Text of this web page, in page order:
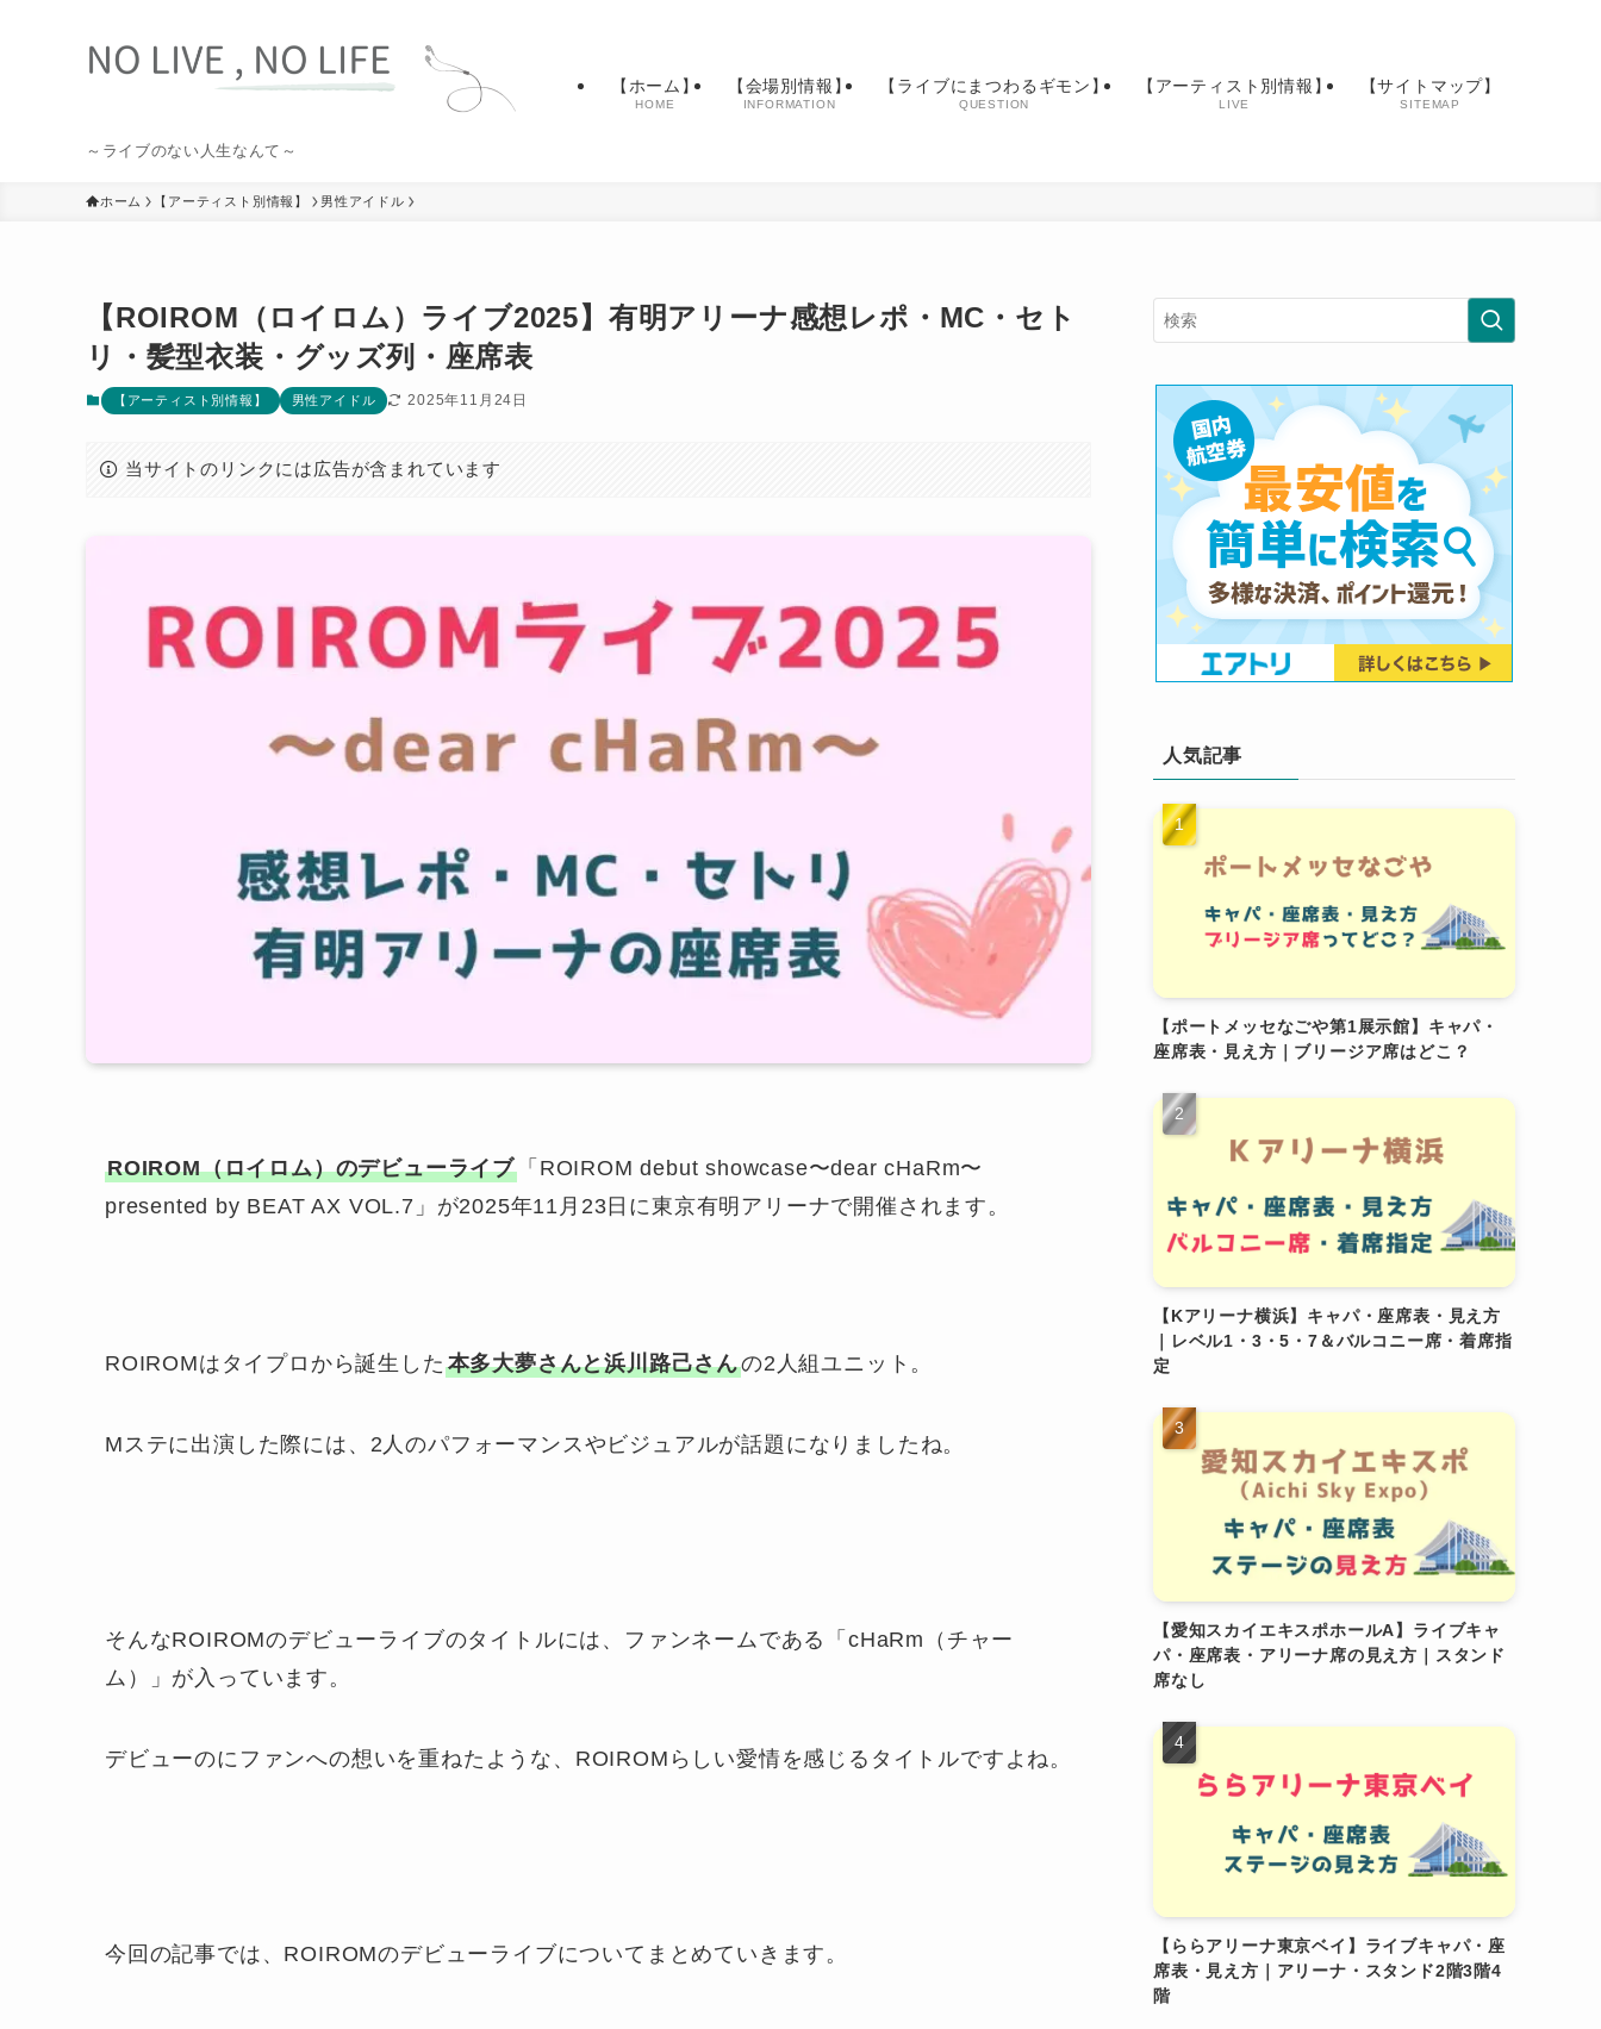
～ライブのない人生なんて～
【ホーム】
HOME
【会場別情報】
INFORMATION
【ライブにまつわるギモン】
QUESTION
【アーティスト別情報】
LIVE
【サイトマップ】
SITEMAP
ホーム 【アーティスト別情報】 男性アイドル
【ROIROM（ロイロム）ライブ2025】有明アリーナ感想レポ・MC・セト
リ・髪型衣装・グッズ列・座席表
【アーティスト別情報】 男性アイドル 2025年11月24日
当サイトのリンクには広告が含まれています
ROIROM（ロイロム）のデビューライブ 「ROIROM debut showcase〜dear cHaRm〜
presented by BEAT AX VOL.7」が2025年11月23日に東京有明アリーナで開催されます。
ROIROMはタイプロから誕生した 本多大夢さんと浜川路己さんの2人組ユニット。
Mステに出演した際には、2人のパフォーマンスやビジュアルが話題になりましたね。
そんなROIROMのデビューライブのタイトルには、ファンネームである「cHaRm（チャー
ム）」が入っています。
デビューのにファンへの想いを重ねたような、ROIROMらしい愛情を感じるタイトルですよね。
今回の記事では、ROIROMのデビューライブについてまとめていきます。
人気記事
【ポートメッセなごや第1展示館】キャパ・
座席表・見え方｜ブリージア席はどこ？
【Kアリーナ横浜】キャパ・座席表・見え方
｜レベル1・3・5・7＆バルコニー席・着席指
定
【愛知スカイエキスポホールA】ライブキャ
パ・座席表・アリーナ席の見え方｜スタンド
席なし
【ららアリーナ東京ベイ】ライブキャパ・座
席表・見え方｜アリーナ・スタンド2階3階4
階